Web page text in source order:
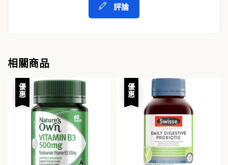
評論
相關商品
優惠 優惠